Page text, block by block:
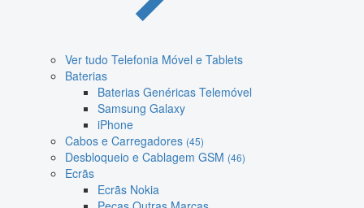
Ver tudo Telefonia Móvel e Tablets
Baterias
Baterias Genéricas Telemóvel
Samsung Galaxy
iPhone
Cabos e Carregadores (45)
Desbloqueio e Cablagem GSM (46)
Ecrãs
Ecrãs Nokia